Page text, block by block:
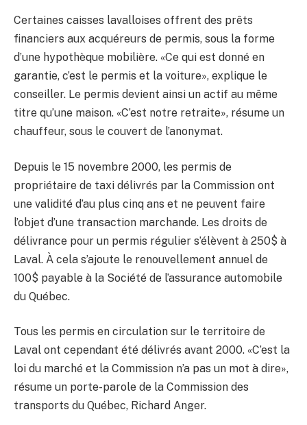
Certaines caisses lavalloises offrent des prêts
financiers aux acquéreurs de permis, sous la forme
d’une hypothèque mobilière. «Ce qui est donné en
garantie, c’est le permis et la voiture», explique le
conseiller. Le permis devient ainsi un actif au même
titre qu’une maison. «C’est notre retraite», résume un
chauffeur, sous le couvert de l’anonymat.
Depuis le 15 novembre 2000, les permis de
propriétaire de taxi délivrés par la Commission ont
une validité d’au plus cinq ans et ne peuvent faire
l’objet d’une transaction marchande. Les droits de
délivrance pour un permis régulier s’élèvent à 250$ à
Laval. À cela s’ajoute le renouvellement annuel de
100$ payable à la Société de l’assurance automobile
du Québec.
Tous les permis en circulation sur le territoire de
Laval ont cependant été délivrés avant 2000. «C’est la
loi du marché et la Commission n’a pas un mot à dire»,
résume un porte-parole de la Commission des
transports du Québec, Richard Anger.